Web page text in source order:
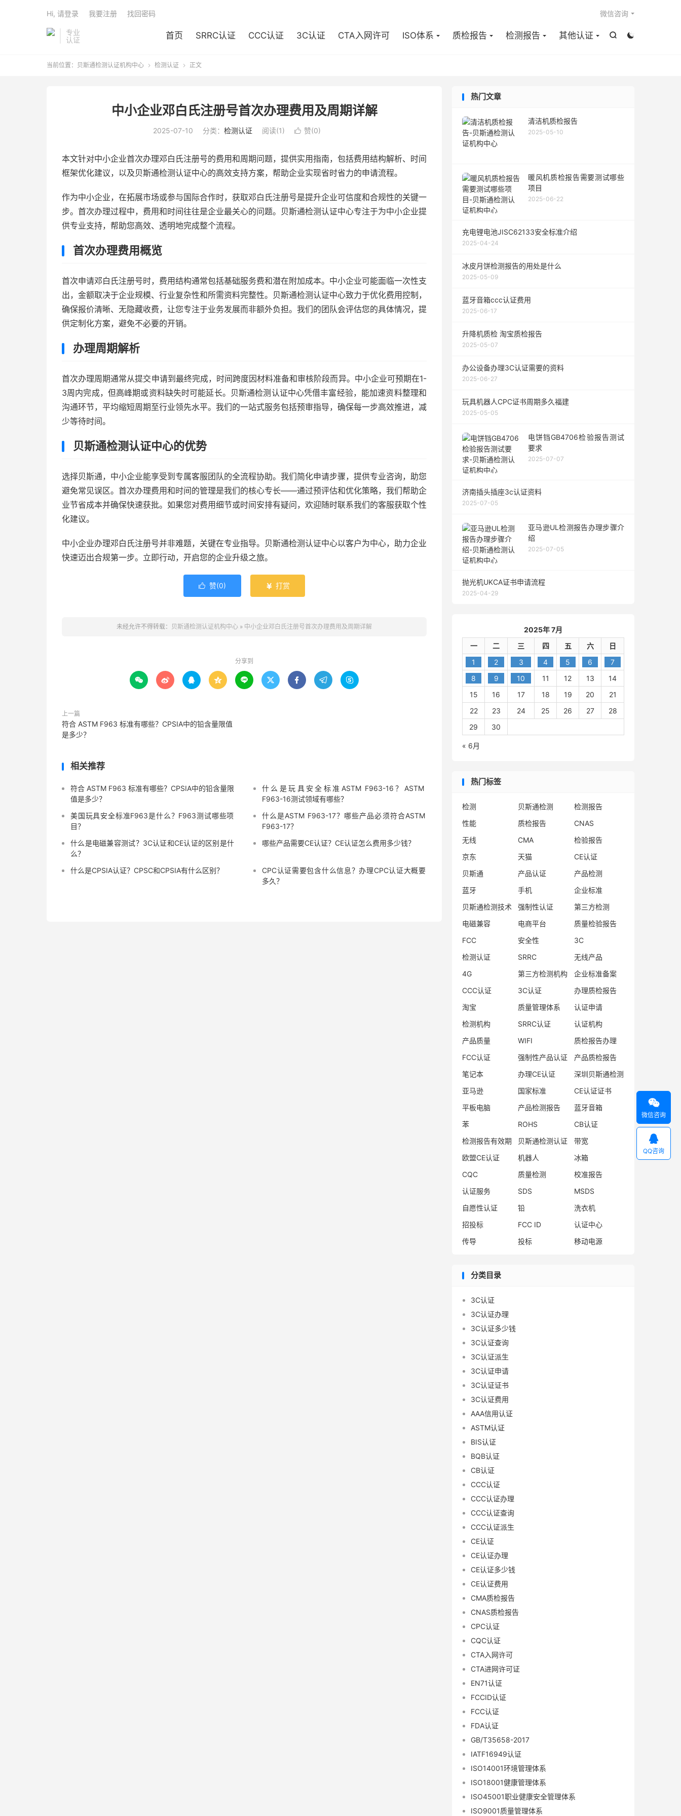
专业
认证


首页 SRRC认证 CCC认证 3C认证 CTA入网许可 ISO体系 质检报告 检测报告 其他认证
微信咨询
Hi, 请登录 我要注册 找回密码
当前位置： 贝斯通检测认证机构中心  检测认证  正文
中小企业邓白氏注册号首次办理费用及周期详解
2025-07-10 分类： 检测认证 阅读(1)  赞(0)
本文针对中小企业首次办理邓白氏注册号的费用和周期问题，提供实用指南，包括费用结构解析、时间
框架优化建议，以及贝斯通检测认证中心的高效支持方案，帮助企业实现省时省力的申请流程。
作为中小企业，在拓展市场或参与国际合作时，获取邓白氏注册号是提升企业可信度和合规性的关键一
步。首次办理过程中，费用和时间往往是企业最关心的问题。贝斯通检测认证中心专注于为中小企业提
供专业支持，帮助您高效、透明地完成整个流程。
首次办理费用概览
首次申请邓白氏注册号时，费用结构通常包括基础服务费和潜在附加成本。中小企业可能面临一次性支
出，金额取决于企业规模、行业复杂性和所需资料完整性。贝斯通检测认证中心致力于优化费用控制，
确保报价清晰、无隐藏收费，让您专注于业务发展而非额外负担。我们的团队会评估您的具体情况，提
供定制化方案，避免不必要的开销。
办理周期解析
首次办理周期通常从提交申请到最终完成，时间跨度因材料准备和审核阶段而异。中小企业可预期在1-
3周内完成，但高峰期或资料缺失时可能延长。贝斯通检测认证中心凭借丰富经验，能加速资料整理和
沟通环节，平均缩短周期至行业领先水平。我们的一站式服务包括预审指导，确保每一步高效推进，减
少等待时间。
贝斯通检测认证中心的优势
选择贝斯通，中小企业能享受到专属客服团队的全流程协助。我们简化申请步骤，提供专业咨询，助您
避免常见误区。首次办理费用和时间的管理是我们的核心专长——通过预评估和优化策略，我们帮助企
业节省成本并确保快速获批。如果您对费用细节或时间安排有疑问，欢迎随时联系我们的客服获取个性
化建议。
中小企业办理邓白氏注册号并非难题，关键在专业指导。贝斯通检测认证中心以客户为中心，助力企业
快速迈出合规第一步。立即行动，开启您的企业升级之旅。
 赞(0)  打赏
未经允许不得转载： 贝斯通检测认证机构中心 » 中小企业邓白氏注册号首次办理费用及周期详解
分享到
        
上一篇
符合 ASTM F963 标准有哪些？CPSIA中的铅含量限值
是多少？
相关推荐
符合 ASTM F963 标准有哪些？CPSIA中的铅含量限
值是多少？
什么是玩具安全标准ASTM F963-16？ASTM
F963-16测试领域有哪些？
美国玩具安全标准F963是什么？F963测试哪些项
目？
什么是ASTM F963-17？哪些产品必须符合ASTM
F963-17？
什么是电磁兼容测试？3C认证和CE认证的区别是什
么？
哪些产品需要CE认证？CE认证怎么费用多少钱？
什么是CPSIA认证？CPSC和CPSIA有什么区别？
CPC认证需要包含什么信息？办理CPC认证大概要
多久？
热门文章
清洁机质检报告
2025-05-10
暖风机质检报告需要测试哪些
项目
2025-06-22
充电锂电池JISC62133安全标准介绍
2025-04-24
冰皮月饼检测报告的用处是什么
2025-05-09
蓝牙音箱ccc认证费用
2025-06-17
升降机质检 淘宝质检报告
2025-05-07
办公设备办理3C认证需要的资料
2025-06-27
玩具机器人CPC证书周期多久福建
2025-05-05
电饼铛GB4706检验报告测试
要求
2025-07-07
济南插头插座3c认证资料
2025-07-05
亚马逊UL检测报告办理步骤介
绍
2025-07-05
抛光机UKCA证书申请流程
2025-04-29
2025年 7月
一
二 三 四 五 六
日
1
2 3 4 5 6
7
8
9 10 11 12 13
14
15
16 17 18 19 20
21
22
23 24 25 26 27
28
29
30
« 6月
热门标签
检测 贝斯通检测
检测报告
性能
质检报告
CNAS
无线
CMA
检验报告
京东
天猫
CE认证
贝斯通
产品认证
产品检测
蓝牙
手机
企业标准
贝斯通检测技术
强制性认证
第三方检测
电磁兼容
电商平台
质量检验报告
FCC
安全性
3C
检测认证
SRRC
无线产品
4G
第三方检测机构
企业标准备案
CCC认证
3C认证
办理质检报告
淘宝
质量管理体系
认证申请
检测机构
SRRC认证
认证机构
产品质量
WIFI
质检报告办理
FCC认证
强制性产品认证
产品质检报告
笔记本
办理CE认证
深圳贝斯通检测
亚马逊
国家标准
CE认证证书
平板电脑
产品检测报告
蓝牙音箱
苯
ROHS
CB认证
检测报告有效期
贝斯通检测认证
带宽
欧盟CE认证
机器人
冰箱
CQC
质量检测
校准报告
认证服务
SDS
MSDS
自愿性认证
铅
洗衣机
招投标
FCC ID
认证中心
传导
投标 移动电源
分类目录
3C认证
3C认证办理
3C认证多少钱
3C认证查询
3C认证派生
3C认证申请
3C认证证书
3C认证费用
AAA信用认证
ASTM认证
BIS认证
BQB认证
CB认证
CCC认证
CCC认证办理
CCC认证查询
CCC认证派生
CE认证
CE认证办理
CE认证多少钱
CE认证费用
CMA质检报告
CNAS质检报告
CPC认证
CQC认证
CTA入网许可
CTA进网许可证
EN71认证
FCCID认证
FCC认证
FDA认证
GB/T35658-2017
IATF16949认证
ISO14001环境管理体系
ISO18001健康管理体系
ISO45001职业健康安全管理体系
ISO9001质量管理体系

微信咨询

QQ咨询